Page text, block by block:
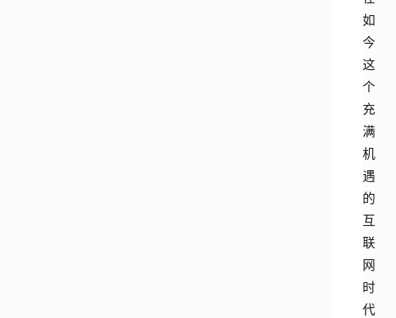
如
今
这
个
充
满
机
遇
的
互
联
网
时
代